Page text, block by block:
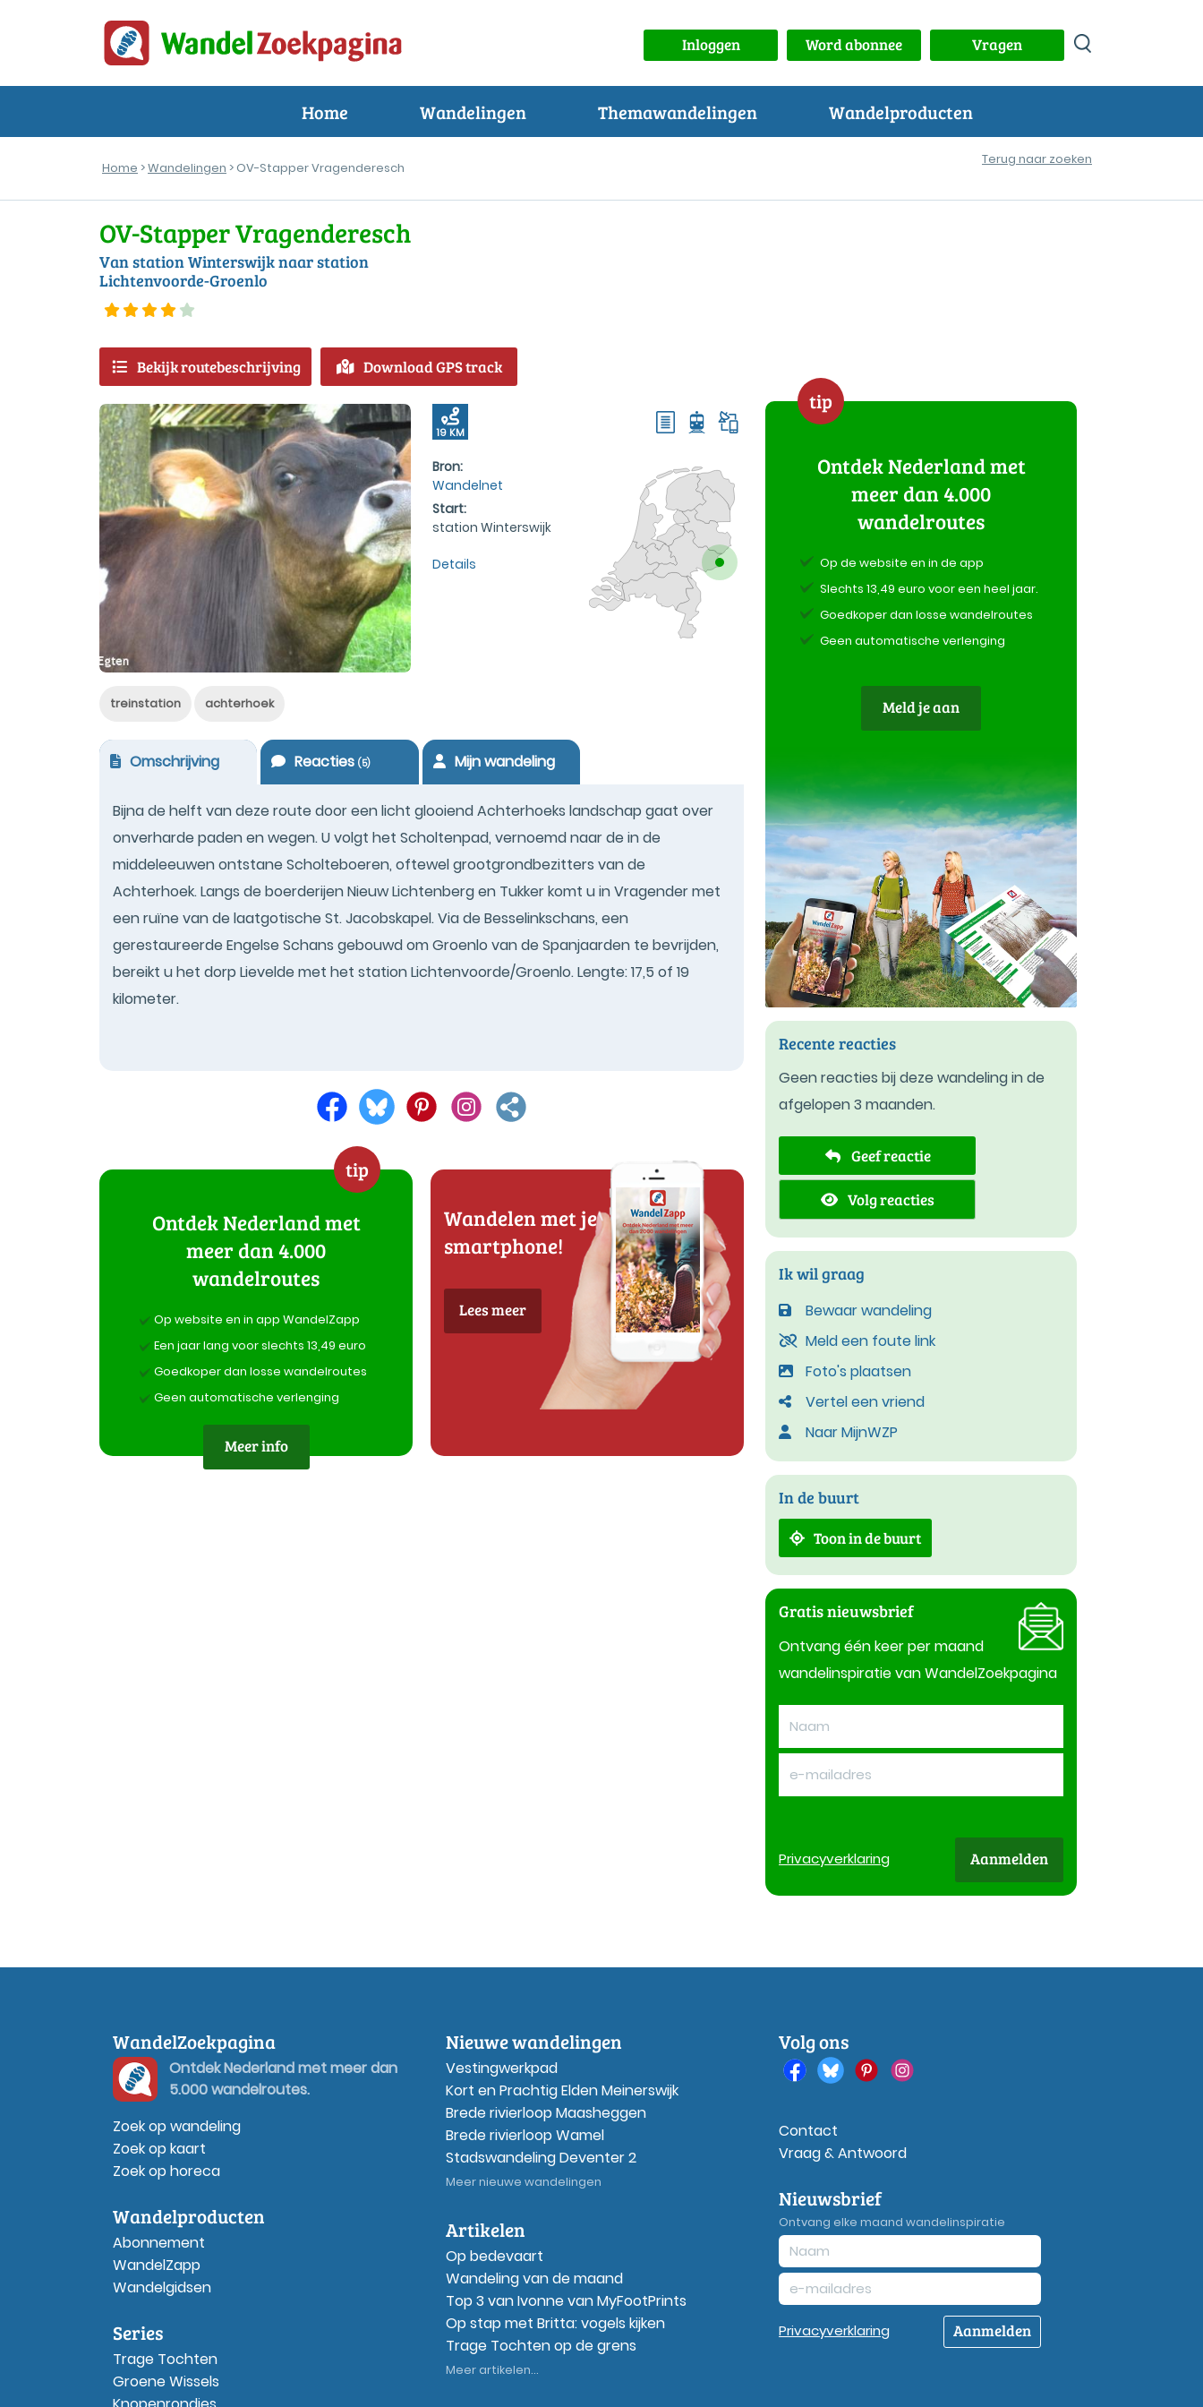
Inloggen Word abonnee Vragen
Home Wandelingen Themawandelingen Wandelproducten
Home >Wandelingen > OV-Stapper Vragenderesch
Terug naar zoeken
OV-Stapper Vragenderesch
Van station Winterswijk naar station
Lichtenvoorde-Groenlo
Bekijk routebeschrijving Download GPS track
19 KM
Bron:
Wandelnet
Start:
station Winterswijk
Details
treinstation achterhoek
Omschrijving Reacties(5) Mijn wandeling
Bijna de helft van deze route door een licht glooiend Achterhoeks landschap gaat over
onverharde paden en wegen. U volgt het Scholtenpad, vernoemd naar de in de
middeleeuwen ontstane Scholteboeren, oftewel grootgrondbezitters van de
Achterhoek. Langs de boerderijen Nieuw Lichtenberg en Tukker komt u in Vragender met
een ruïne van de laatgotische St. Jacobskapel. Via de Besselinkschans, een
gerestaureerde Engelse Schans gebouwd om Groenlo van de Spanjaarden te bevrijden,
bereikt u het dorp Lievelde met het station Lichtenvoorde/Groenlo. Lengte: 17,5 of 19
kilometer.
tip
Ontdek Nederland met
meer dan 4.000
wandelroutes
Op website en in app WandelZapp
Een jaar lang voor slechts 13,49 euro
Goedkoper dan losse wandelroutes
Geen automatische verlenging
Meer info
Wandelen met je
smartphone!
Lees meer
tip
Ontdek Nederland met
meer dan 4.000
wandelroutes
Op de website en in de app
Slechts 13,49 euro voor een heel jaar.
Goedkoper dan losse wandelroutes
Geen automatische verlenging
Meld je aan
Recente reacties
Geen reacties bij deze wandeling in de
afgelopen 3 maanden.
Geef reactie
Volg reacties
Ik wil graag
Bewaar wandeling
Meld een foute link
Foto's plaatsen
Vertel een vriend
Naar MijnWZP
In de buurt
Toon in de buurt
Gratis nieuwsbrief
Ontvang één keer per maand
wandelinspiratie van WandelZoekpagina
Privacyverklaring Aanmelden
WandelZoekpagina
Ontdek Nederland met meer dan
5.000 wandelroutes.
Zoek op wandeling
Zoek op kaart
Zoek op horeca
Wandelproducten
Abonnement
WandelZapp
Wandelgidsen
Series
Trage Tochten
Groene Wissels
Nieuwe wandelingen
Vestingwerkpad
Kort en Prachtig Elden Meinerswijk
Brede rivierloop Maasheggen
Brede rivierloop Wamel
Stadswandeling Deventer 2
Meer nieuwe wandelingen
Artikelen
Op bedevaart
Wandeling van de maand
Top 3 van Ivonne van MyFootPrints
Op stap met Britta: vogels kijken
Trage Tochten op de grens
Meer artikelen...
Volg ons
Contact
Vraag & Antwoord
Nieuwsbrief
Ontvang elke maand wandelinspiratie
Privacyverklaring Aanmelden